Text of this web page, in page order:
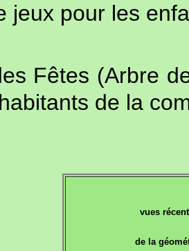
jeux pour les
Fêtes (Arbre
de la
vues
de la